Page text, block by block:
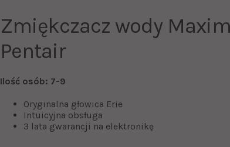
Zmiękczacz wody
Pentair
Ilość osób: 7-9
Oryginalna głowica Erie
Intuicyjna obsługa
3 lata gwarancji na elektronikę